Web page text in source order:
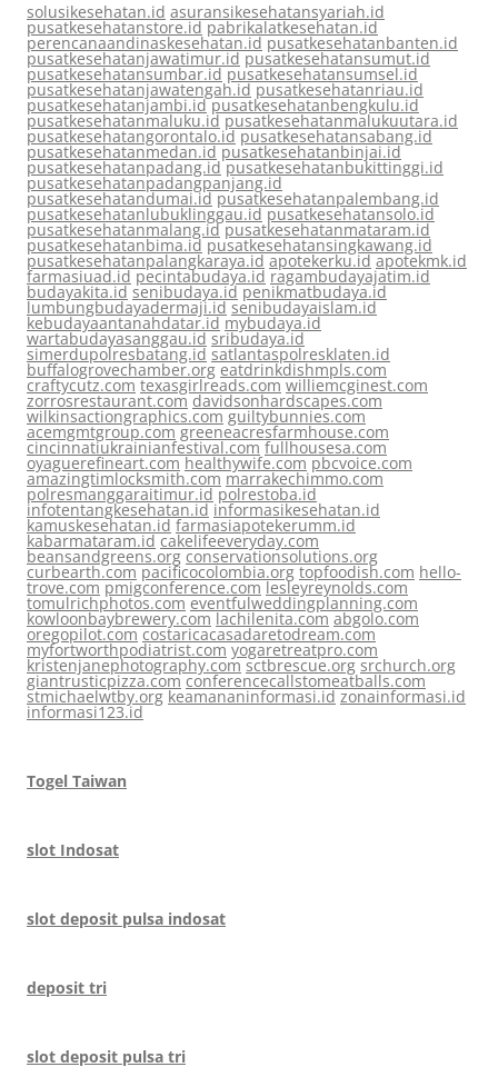
solusikesehatan.id asuransikesehatansyariah.id
pusatkesehatanstore.id pabrikalatkesehatan.id
perencanaandinaskesehatan.id pusatkesehatanbanten.id
pusatkesehatanjawatimur.id pusatkesehatansumut.id
pusatkesehatansumbar.id pusatkesehatansumsel.id
pusatkesehatanjawatengah.id pusatkesehatanriau.id
pusatkesehatanjambi.id pusatkesehatanbengkulu.id
pusatkesehatanmaluku.id pusatkesehatanmalukuutara.id
pusatkesehatangorontalo.id pusatkesehatansabang.id
pusatkesehatanmedan.id pusatkesehatanbinjai.id
pusatkesehatanpadang.id pusatkesehatanbukittinggi.id
pusatkesehatanpadangpanjang.id
pusatkesehatandumai.id pusatkesehatanpalembang.id
pusatkesehatanlubuklinggau.id pusatkesehatansolo.id
pusatkesehatanmalang.id pusatkesehatanmataram.id
pusatkesehatanbima.id pusatkesehatansingkawang.id
pusatkesehatanpalangkaraya.id apotekerku.id apotekmk.id
farmasiuad.id pecintabudaya.id ragambudayajatim.id
budayakita.id senibudaya.id penikmatbudaya.id
lumbungbudayadermaji.id senibudayaislam.id
kebudayaantanahdatar.id mybudaya.id
wartabudayasanggau.id sribudaya.id
simerdupolresbatang.id satlantaspolresklaten.id
buffalogrovechamber.org eatdrinkdishmpls.com
craftycutz.com texasgirlreads.com williemcginest.com
zorrosrestaurant.com davidsonhardscapes.com
wilkinsactiongraphics.com guiltybunnies.com
acemgmtgroup.com greeneacresfarmhouse.com
cincinnatiukrainianfestival.com fullhousesa.com
oyaguerefineart.com healthywife.com pbcvoice.com
amazingtimlocksmith.com marrakechimmo.com
polresmanggaraitimur.id polrestoba.id
infotentangkesehatan.id informasikesehatan.id
kamuskesehatan.id farmasiapotekerumm.id
kabarmataram.id cakelifeeveryday.com
beansandgreens.org conservationsolutions.org
curbearth.com pacificocolombia.org topfoodish.com hello-
trove.com pmigconference.com lesleyreynolds.com
tomulrichphotos.com eventfulweddingplanning.com
kowloonbaybrewery.com lachilenita.com abgolo.com
oregopilot.com costaricacasadaretodream.com
myfortworthpodiatrist.com yogaretreatpro.com
kristenjanephotography.com sctbrescue.org srchurch.org
giantrusticpizza.com conferencecallstomeatballs.com
stmichaelwtby.org keamananinformasi.id zonainformasi.id
informasi123.id
Togel Taiwan
slot Indosat
slot deposit pulsa indosat
deposit tri
slot deposit pulsa tri